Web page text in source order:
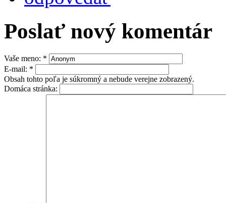
Poslať nový komentár
Vaše meno: *
E-mail: *
Obsah tohto poľa je súkromný a nebude verejne zobrazený.
Domáca stránka: